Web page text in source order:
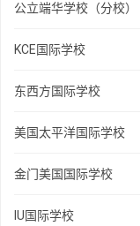
公立端华学校（分校）
KCE国际学校
东西方国际学校
美国太平洋国际学校
金门美国国际学校
IU国际学校